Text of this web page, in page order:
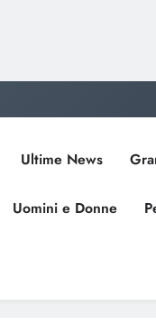
Ultime News
Uomini e Donne